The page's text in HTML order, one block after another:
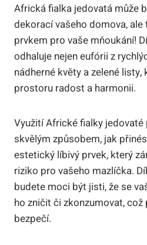
Africká fialka jedovatá může
dekorací vašeho domova,
prvkem pro vaše mňoukání!
odhaluje nejen eufórii z
nádherné květy a zelené
prostoru radost a harmonii.
Využití Africké fialky
skvělým způsobem, jak
estetický líbivý prvek, který
riziko pro vašeho mazlíčka.
budete moci být jisti, že se
ho zničit či zkonzumovat,
bezpečí.